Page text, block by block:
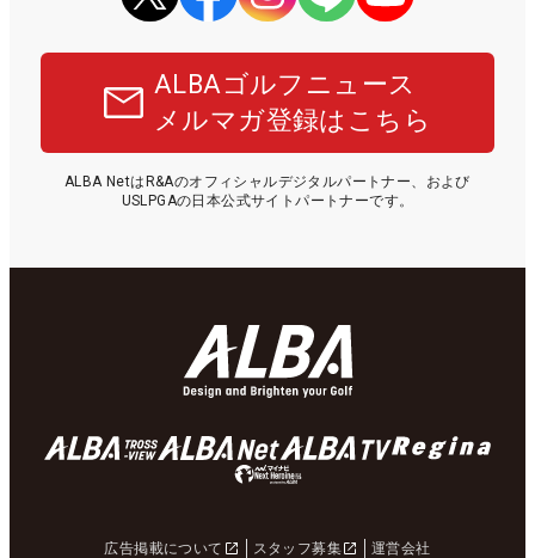
ALBAゴルフニュース
メルマガ登録はこちら
ALBA NetはR&Aのオフィシャルデジタルパートナー、および
USLPGAの日本公式サイトパートナーです。
広告掲載について スタッフ募集 運営会社